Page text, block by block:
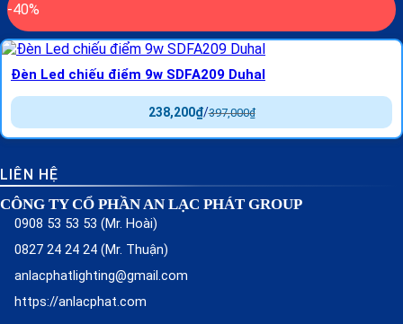
-40%
Đèn Led chiếu điểm 9w SDFA209 Duhal
397,000₫
/
238,200₫
LIÊN HỆ
CÔNG TY CỔ PHẦN AN LẠC PHÁT GROUP
0908 53 53 53 (Mr. Hoài)
0827 24 24 24 (Mr. Thuận)
anlacphatlighting@gmail.com
https://anlacphat.com